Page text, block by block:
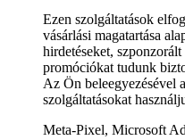
Ezen szolgáltatások
vásárlási magatartása
hirdetéseket,
promóciókat tudunk
Az Ön beleegyezésével
szolgáltatásokat
Meta-Pixel, Microsoft